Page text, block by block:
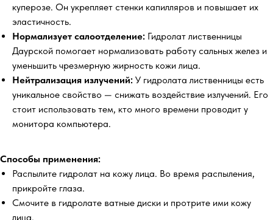
куперозе. Он укрепляет стенки капилляров и повышает их
эластичность.
Нормализует салоотделение: Гидролат лиственницы
Даурской помогает нормализовать работу сальных желез и
уменьшить чрезмерную жирность кожи лица.
Нейтрализация излучений: У гидролата лиственницы есть
уникальное свойство — снижать воздействие излучений. Его
стоит использовать тем, кто много времени проводит у
монитора компьютера.
Способы применения:
Распылите гидролат на кожу лица. Во время распыления,
прикройте глаза.
Смочите в гидролате ватные диски и протрите ими кожу
лица.